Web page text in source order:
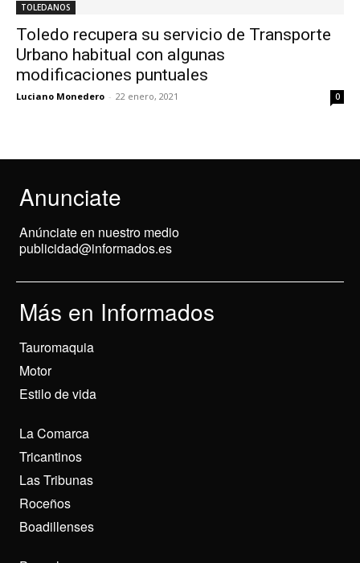
TOLEDANOS
Toledo recupera su servicio de Transporte
Urbano habitual con algunas
modificaciones puntuales
Luciano Monedero - 22 enero, 2021 0
Anunciate
Anúnciate en nuestro medio
publicidad@informados.es
Más en Informados
Tauromaquia
Motor
Estilo de vida
La Comarca
Tricantinos
Las Tribunas
Roceños
Boadillenses